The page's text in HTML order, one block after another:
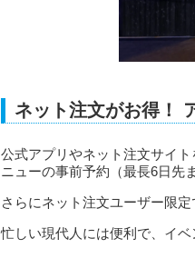
ネット注文がお得！
公式アプリやネット注文サイ
ニューの事前予約（最長6日先
さらにネット注文ユーザー限
忙しい現代人には便利で、イ